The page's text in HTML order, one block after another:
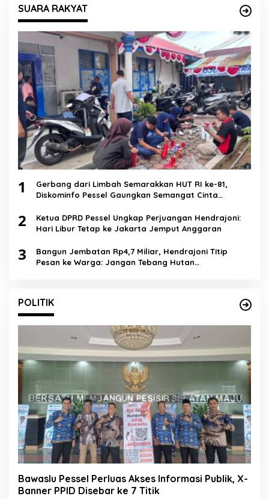
SUARA RAKYAT
1
Gerbang dari Limbah Semarakkan HUT RI ke-81,
Diskominfo Pessel Gaungkan Semangat Cinta
2
Ketua DPRD Pessel Ungkap Perjuangan Hendrajoni:
Hari Libur Tetap ke Jakarta Jemput Anggaran
3
Bangun Jembatan Rp4,7 Miliar, Hendrajoni Titip
Pesan ke Warga: Jangan Tebang Hutan
POLITIK
Bawaslu Pessel Perluas Akses Informasi Publik, X-
Banner PPID Disebar ke 7 Titik